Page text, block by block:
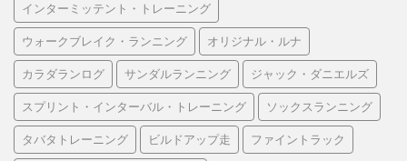
インターミッテント・トレーニング
ウォークブレイク・ランニング オリジナル・ルナ
カラダランログ サンダルランニング ジャック・ダニエルズ
スプリント・インターバル・トレーニング ソックスランニング
タバタトレーニング ビルドアップ走 ファイントラック